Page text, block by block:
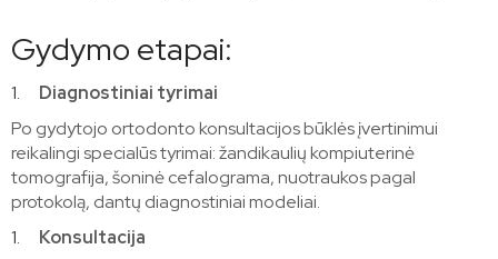
Gydymo etapai:
Diagnostiniai tyrimai
Po gydytojo ortodonto konsultacijos būklės įvertinimui
reikalingi specialūs tyrimai: žandikaulių kompiuterinė
tomografija, šoninė cefalograma, nuotraukos pagal
protokolą, dantų diagnostiniai modeliai.
Konsultacija